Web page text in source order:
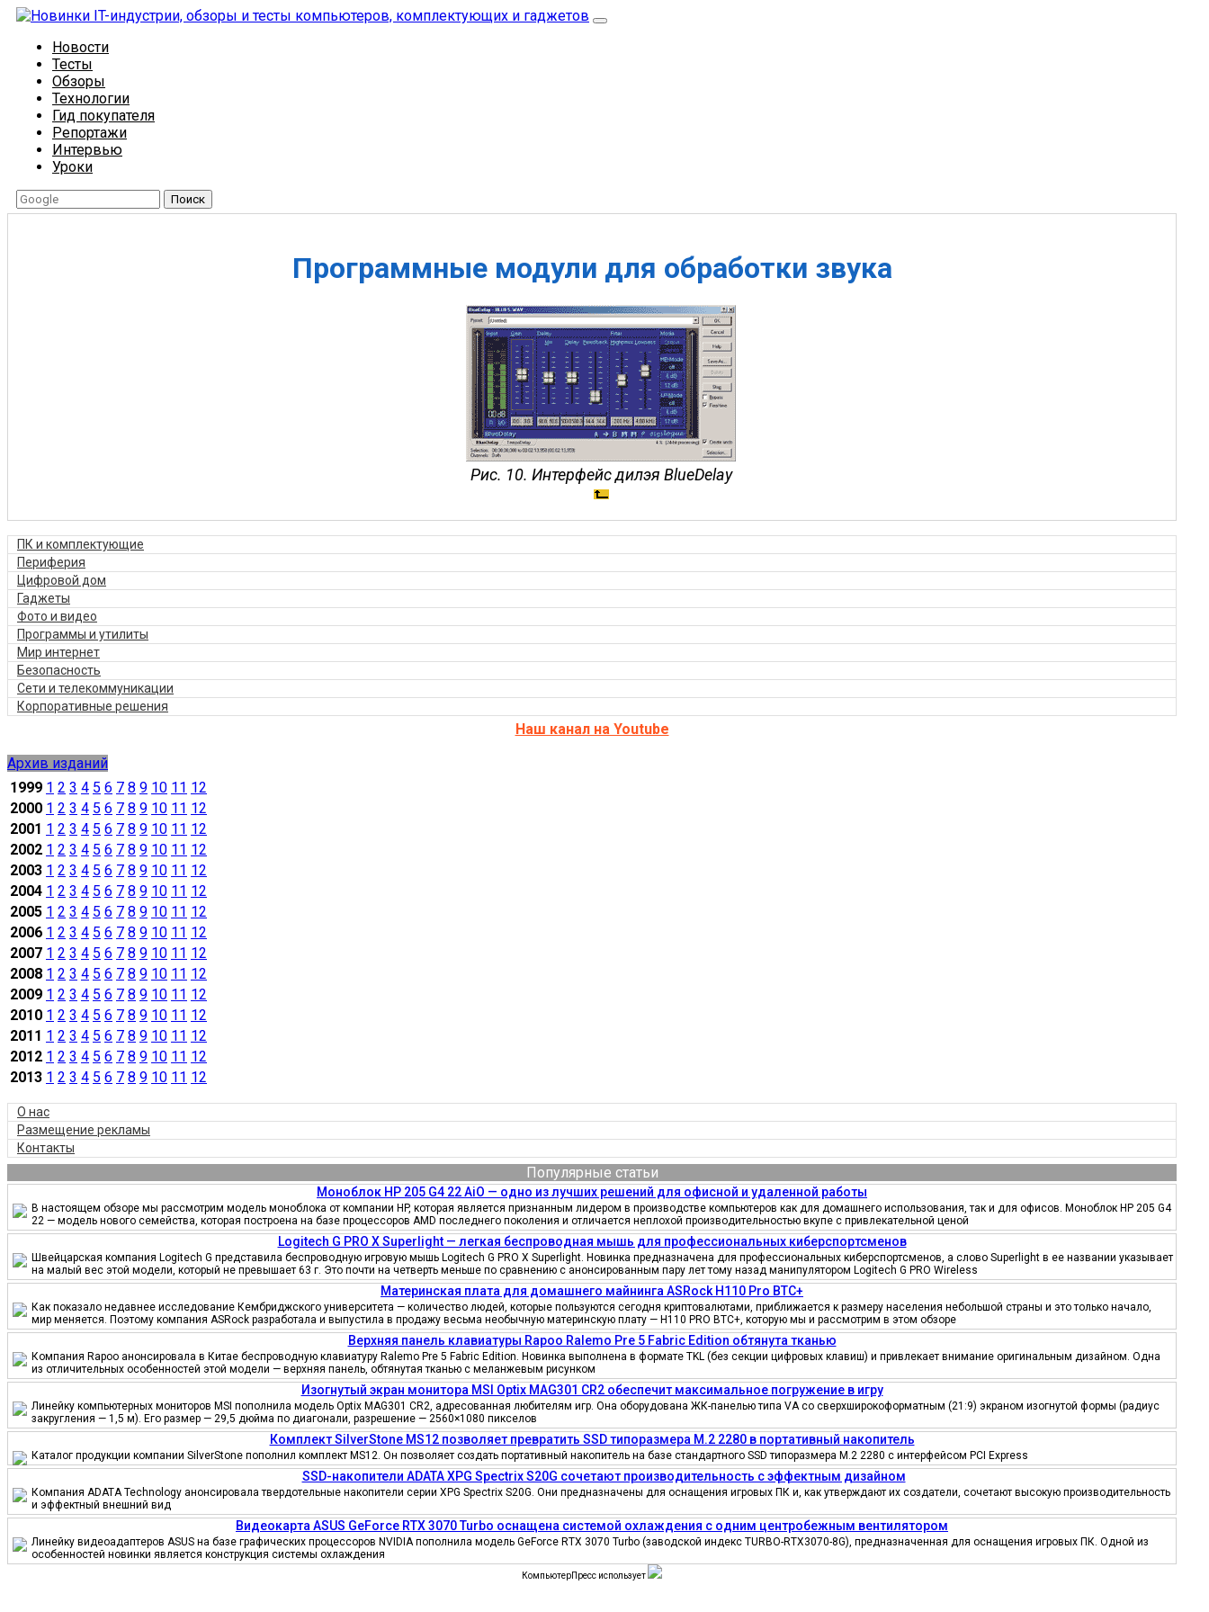
Новости
Тесты
Обзоры
Технологии
Гид покупателя
Репортажи
Интервью
Уроки
Поиск
Программные модули для обработки звука
Рис. 10. Интерфейс дилэя BlueDelay
ПК и комплектующие
Периферия
Цифровой дом
Гаджеты
Фото и видео
Программы и утилиты
Мир интернет
Безопасность
Сети и телекоммуникации
Корпоративные решения
Наш канал на Youtube
Архив изданий
1999 1 2 3 4 5 6 7 8 9 10 11 12
2000 1 2 3 4 5 6 7 8 9 10 11 12
2001 1 2 3 4 5 6 7 8 9 10 11 12
2002 1 2 3 4 5 6 7 8 9 10 11 12
2003 1 2 3 4 5 6 7 8 9 10 11 12
2004 1 2 3 4 5 6 7 8 9 10 11 12
2005 1 2 3 4 5 6 7 8 9 10 11 12
2006 1 2 3 4 5 6 7 8 9 10 11 12
2007 1 2 3 4 5 6 7 8 9 10 11 12
2008 1 2 3 4 5 6 7 8 9 10 11 12
2009 1 2 3 4 5 6 7 8 9 10 11 12
2010 1 2 3 4 5 6 7 8 9 10 11 12
2011 1 2 3 4 5 6 7 8 9 10 11 12
2012 1 2 3 4 5 6 7 8 9 10 11 12
2013 1 2 3 4 5 6 7 8 9 10 11 12
О нас
Размещение рекламы
Контакты
Популярные статьи
Моноблок HP 205 G4 22 AiO — одно из лучших решений для офисной и удаленной работы
В настоящем обзоре мы рассмотрим модель моноблока от компании HP, которая является признанным лидером в производстве компьютеров как для домашнего использования, так и для офисов. Моноблок HP 205 G4
22 — модель нового семейства, которая построена на базе процессоров AMD последнего поколения и отличается неплохой производительностью вкупе с привлекательной ценой
Logitech G PRO X Superlight — легкая беспроводная мышь для профессиональных киберспортсменов
Швейцарская компания Logitech G представила беспроводную игровую мышь Logitech G PRO X Superlight. Новинка предназначена для профессиональных киберспортсменов, а слово Superlight в ее названии указывает
на малый вес этой модели, который не превышает 63 г. Это почти на четверть меньше по сравнению с анонсированным пару лет тому назад манипулятором Logitech G PRO Wireless
Материнская плата для домашнего майнинга ASRock H110 Pro BTC+
Как показало недавнее исследование Кембриджского университета — количество людей, которые пользуются сегодня криптовалютами, приближается к размеру населения небольшой страны и это только начало,
мир меняется. Поэтому компания ASRock разработала и выпустила в продажу весьма необычную материнскую плату — H110 PRO BTC+, которую мы и рассмотрим в этом обзоре
Верхняя панель клавиатуры Rapoo Ralemo Pre 5 Fabric Edition обтянута тканью
Компания Rapoo анонсировала в Китае беспроводную клавиатуру Ralemo Pre 5 Fabric Edition. Новинка выполнена в формате TKL (без секции цифровых клавиш) и привлекает внимание оригинальным дизайном. Одна
из отличительных особенностей этой модели — верхняя панель, обтянутая тканью с меланжевым рисунком
Изогнутый экран монитора MSI Optix MAG301 CR2 обеспечит максимальное погружение в игру
Линейку компьютерных мониторов MSI пополнила модель Optix MAG301 CR2, адресованная любителям игр. Она оборудована ЖК-панелью типа VA со сверхширокоформатным (21:9) экраном изогнутой формы (радиус
закругления — 1,5 м). Его размер — 29,5 дюйма по диагонали, разрешение — 2560×1080 пикселов
Комплект SilverStone MS12 позволяет превратить SSD типоразмера M.2 2280 в портативный накопитель
Каталог продукции компании SilverStone пополнил комплект MS12. Он позволяет создать портативный накопитель на базе стандартного SSD типоразмера M.2 2280 с интерфейсом PCI Express
SSD-накопители ADATA XPG Spectrix S20G сочетают производительность с эффектным дизайном
Компания ADATA Technology анонсировала твердотельные накопители серии XPG Spectrix S20G. Они предназначены для оснащения игровых ПК и, как утверждают их создатели, сочетают высокую производительность
и эффектный внешний вид
Видеокарта ASUS GeForce RTX 3070 Turbo оснащена системой охлаждения с одним центробежным вентилятором
Линейку видеоадаптеров ASUS на базе графических процессоров NVIDIA пополнила модель GeForce RTX 3070 Turbo (заводской индекс TURBO-RTX3070-8G), предназначенная для оснащения игровых ПК. Одной из
особенностей новинки является конструкция системы охлаждения
КомпьютерПресс использует